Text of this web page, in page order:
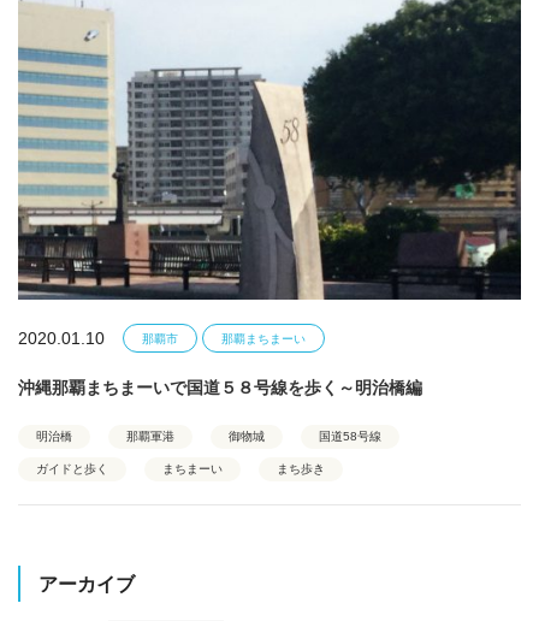
2020.01.10 那覇市 那覇まちまーい
沖縄那覇まちまーいで国道５８号線を歩く～明治橋編
明治橋 那覇軍港 御物城 国道58号線
ガイドと歩く まちまーい まち歩き
アーカイブ